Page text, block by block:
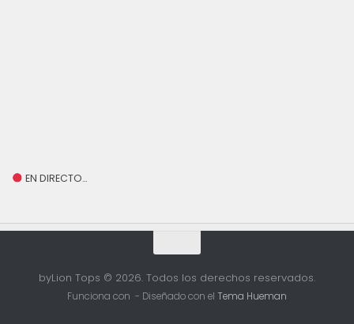
EN DIRECTO…
byLion Tops © 2026. Todos los derechos reservados.
Funciona con - Diseñado con el Tema Hueman